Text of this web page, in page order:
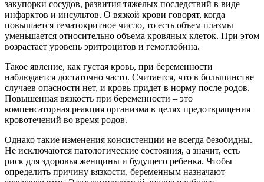
закупорки сосудов, развития тяжелых последствий в виде
инфарктов и инсультов. О вязкой крови говорят, когда
повышается гематокритное число, то есть объем плазмы
уменьшается относительно объема кровяных клеток. При этом
возрастает уровень эритроцитов и гемоглобина.
Такое явление, как густая кровь, при беременности
наблюдается достаточно часто. Считается, что в большинстве
случаев опасности нет, и кровь придет в норму после родов.
Повышенная вязкость при беременности – это
компенсаторная реакция организма в целях предотвращения
кровотечений во время родов.
Однако такие изменения консистенции не всегда безобидны.
Не исключаются патологические состояния, а значит, есть
риск для здоровья женщины и будущего ребенка. Чтобы
определить причину вязкости, беременным назначают